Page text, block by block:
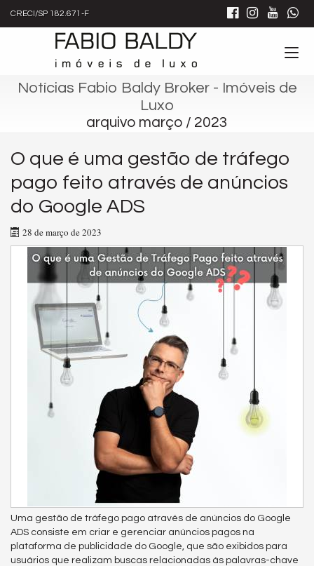
CRECI/SP 182.671-F
Notícias Fabio Baldy Broker - Imóveis de
Luxo
arquivo março / 2023
O que é uma gestão de tráfego
pago feito através de anúncios
do Google ADS
28 de março de 2023
Uma gestão de tráfego pago através de anúncios do Google
ADS consiste em criar e gerenciar anúncios pagos na
plataforma de publicidade do Google, que são exibidos para
usuários que realizam buscas relacionadas às palavras-chave